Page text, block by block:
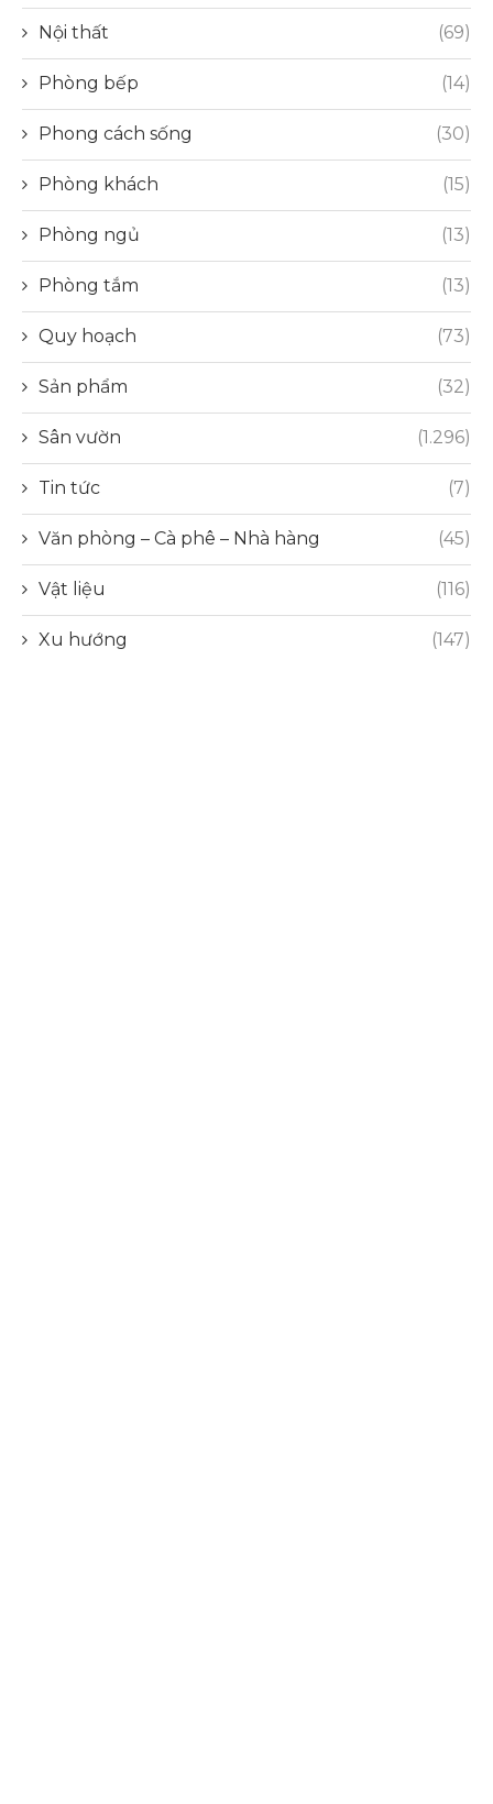
Nội thất (69)
Phòng bếp (14)
Phong cách sống (30)
Phòng khách (15)
Phòng ngủ (13)
Phòng tắm (13)
Quy hoạch (73)
Sản phẩm (32)
Sân vườn (1.296)
Tin tức (7)
Văn phòng – Cà phê – Nhà hàng (45)
Vật liệu (116)
Xu hướng (147)